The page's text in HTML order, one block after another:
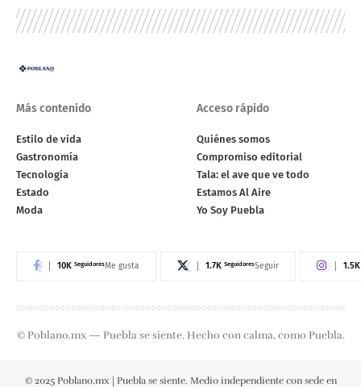
Más contenido
Estilo de vida
Gastronomía
Tecnología
Estado
Moda
Acceso rápido
Quiénes somos
Compromiso editorial
Tala: el ave que ve todo
Estamos Al Aire
Yo Soy Puebla
10K SeguidoresMe gusta 1.7K SeguidoresSeguir 1.5K
© Poblano.mx — Puebla se siente. Hecho con calma, como Puebla.
© 2025 Poblano.mx | Puebla se siente. Medio independiente con sede en